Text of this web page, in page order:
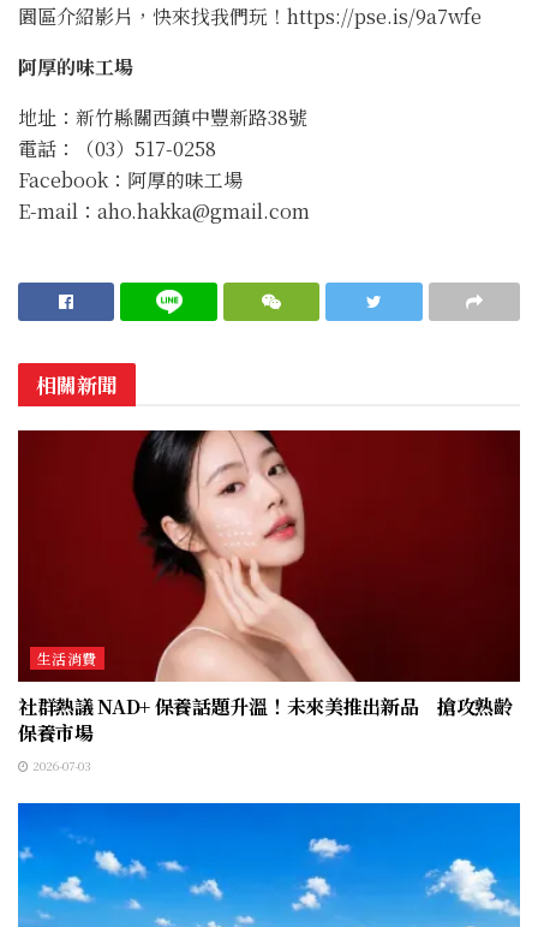
園區介紹影片，快來找我們玩！https://pse.is/9a7wfe
阿厚的味工場
地址：新竹縣關西鎮中豐新路38號
電話：（03）517-0258
Facebook：阿厚的味工場
E-mail： aho.hakka@gmail.com
相關新聞
生活消費
社群熱議 NAD+ 保養話題升溫！未來美推出新品 搶攻熟齡
保養市場
2026-07-03